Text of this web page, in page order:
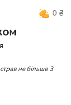
0 ₴
не більше 3